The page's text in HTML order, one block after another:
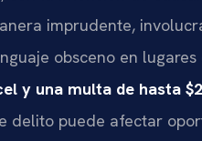
imprudente,
obsceno en
y una multa de hasta
delito puede afectar